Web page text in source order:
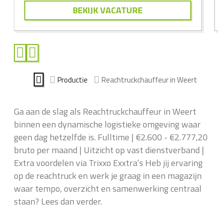
BEKIJK VACATURE
Productie Reachtruckchauffeur in Weert
Ga aan de slag als Reachtruckchauffeur in Weert
binnen een dynamische logistieke omgeving waar
geen dag hetzelfde is. Fulltime | €2.600 - €2.777,20
bruto per maand | Uitzicht op vast dienstverband |
Extra voordelen via Trixxo Exxtra’s Heb jij ervaring
op de reachtruck en werk je graag in een magazijn
waar tempo, overzicht en samenwerking centraal
staan? Lees dan verder.